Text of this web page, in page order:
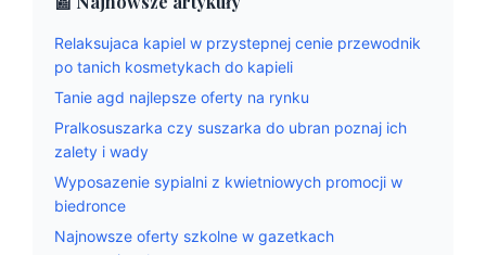
Relaksujaca kapiel w przystepnej cenie przewodnik
po tanich kosmetykach do kapieli
Tanie agd najlepsze oferty na rynku
Pralkosuszarka czy suszarka do ubran poznaj ich
zalety i wady
Wyposazenie sypialni z kwietniowych promocji w
biedronce
Najnowsze oferty szkolne w gazetkach